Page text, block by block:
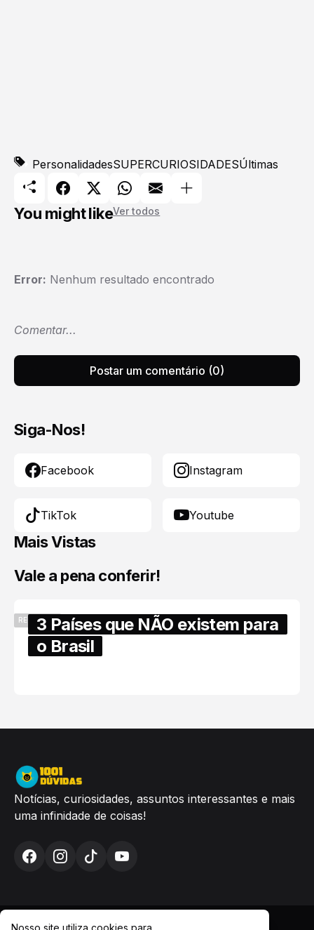
PersonalidadesSUPERCURIOSIDADESÚltimas
You might likeVer todos
Error: Nenhum resultado encontrado
Comentar...
Postar um comentário (0)
Siga-Nos!
Facebook Instagram
TikTok Youtube
Mais Vistas
Vale a pena conferir!
RECENTES3 Países que NÃO existem para
o Brasil
Notícias, curiosidades, assuntos interessantes e mais
uma infinidade de coisas!
Nosso site utiliza cookies para